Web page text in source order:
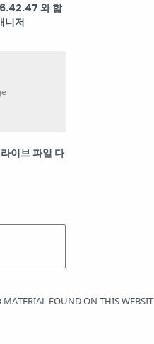
와 함
니저
이브 파일 다
FOUND ON THIS